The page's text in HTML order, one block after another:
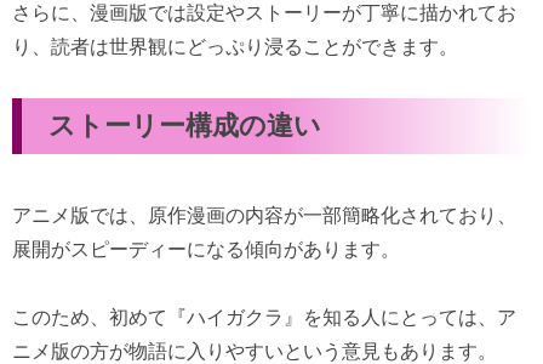
さらに、漫画版では設定やストーリーが丁寧に描かれてお
り、読者は世界観にどっぷり浸ることができます。
ストーリー構成の違い
アニメ版では、原作漫画の内容が一部簡略化されており、
展開がスピーディーになる傾向があります。
このため、初めて『ハイガクラ』を知る人にとっては、ア
ニメ版の方が物語に入りやすいという意見もあります。